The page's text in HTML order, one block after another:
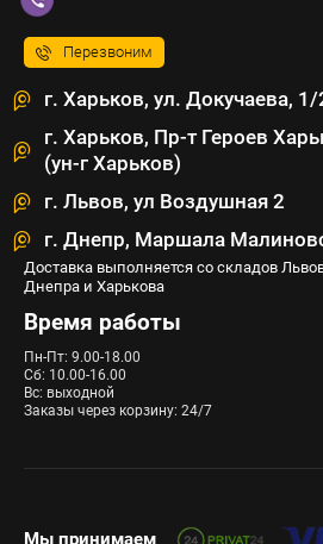
Перезвоним
г. Харьков, ул. Докучаева, 1/
г. Харьков, Пр-т Героев
(ун-г Харьков)
г. Львов, ул Воздушная 2
г. Днепр, Маршала
Доставка выполняется со складов
Днепра и Харькова
Время работы
Пн-Пт: 9.00-18.00
Сб: 10.00-16.00
Вс: выходной
Заказы через корзину: 24/7
Мы принимаем